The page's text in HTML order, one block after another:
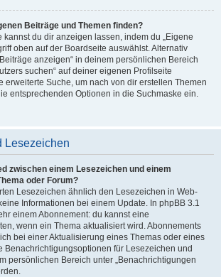
Beiträge und Themen finden?
kannst du dir anzeigen lassen, indem du „Eigene
oben auf der Boardseite auswählst. Alternativ
anzeigen“ in deinem persönlichen Bereich
suchen“ auf deiner eigenen Profilseite
erweiterte Suche, um nach von dir erstellen Themen
entsprechenden Optionen in die Suchmaske ein.
Lesezeichen
zwischen einem Lesezeichen und einem
oder Forum?
Lesezeichen ähnlich den Lesezeichen in Web-
Informationen bei einem Update. In phpBB 3.1
einem Abonnement: du kannst eine
wenn ein Thema aktualisiert wird. Abonnements
bei einer Aktualisierung eines Themas oder eines
Benachrichtigungsoptionen für Lesezeichen und
persönlichen Bereich unter „Benachrichtigungen